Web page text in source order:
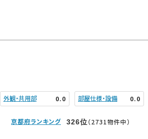
外観・共用部 0.0 部屋仕様・設備 0.0
京都府ランキング 326位（2731物件中）